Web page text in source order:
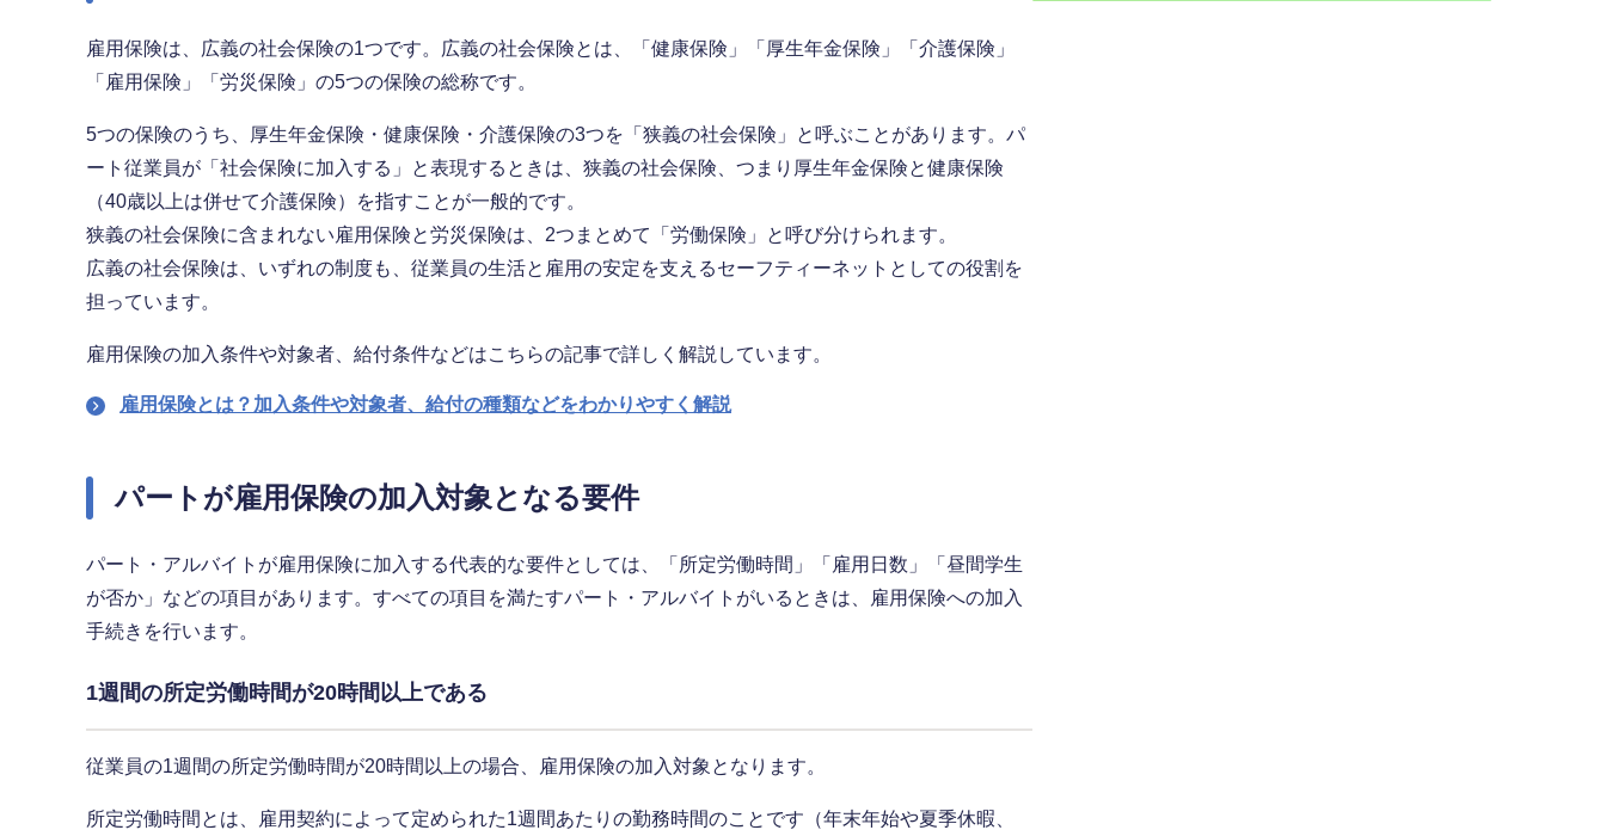
雇用保険は、広義の社会保険の1つです。広義の社会保険とは、「健康保険」「厚生年金保険」「介護保険」
「雇用保険」「労災保険」の5つの保険の総称です。
5つの保険のうち、厚生年金保険・健康保険・介護保険の3つを「狭義の社会保険」と呼ぶことがあります。パ
ート従業員が「社会保険に加入する」と表現するときは、狭義の社会保険、つまり厚生年金保険と健康保険
（40歳以上は併せて介護保険）を指すことが一般的です。
狭義の社会保険に含まれない雇用保険と労災保険は、2つまとめて「労働保険」と呼び分けられます。
広義の社会保険は、いずれの制度も、従業員の生活と雇用の安定を支えるセーフティーネットとしての役割を
担っています。
雇用保険の加入条件や対象者、給付条件などはこちらの記事で詳しく解説しています。
雇用保険とは？加入条件や対象者、給付の種類などをわかりやすく解説
パートが雇用保険の加入対象となる要件
パート・アルバイトが雇用保険に加入する代表的な要件としては、「所定労働時間」「雇用日数」「昼間学生
が否か」などの項目があります。すべての項目を満たすパート・アルバイトがいるときは、雇用保険への加入
手続きを行います。
1週間の所定労働時間が20時間以上である
従業員の1週間の所定労働時間が20時間以上の場合、雇用保険の加入対象となります。
所定労働時間とは、雇用契約によって定められた1週間あたりの勤務時間のことです（年末年始や夏季休暇、